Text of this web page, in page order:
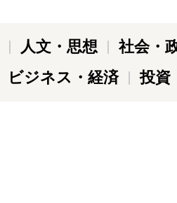
人文・思想
社会・
ビジネス・経済 投資